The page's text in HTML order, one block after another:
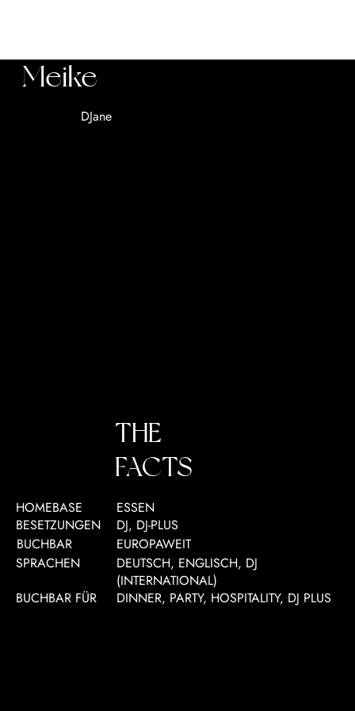
Meike
DJane
HOMEBASE ESSEN
BUCHBAR
EUROPAWEIT
SPRACHEN
DEUTSCH, ENGLISCH, DJ
(INTERNATIONAL)
BESETZUNGEN DJ, DJ-PLUS
BUCHBAR FÜR DINNER, PARTY, HOSPITALITY, DJ PLUS
THE
FACTS